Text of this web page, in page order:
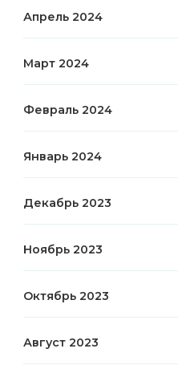
Апрель 2024
Март 2024
Февраль 2024
Январь 2024
Декабрь 2023
Ноябрь 2023
Октябрь 2023
Август 2023